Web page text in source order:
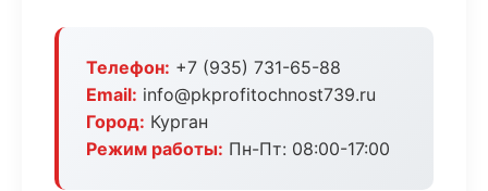
Телефон: +7 (935) 731-65-88
Email: info@pkprofitochnost739.ru
Город: Курган
Режим работы: Пн-Пт: 08:00-17:00